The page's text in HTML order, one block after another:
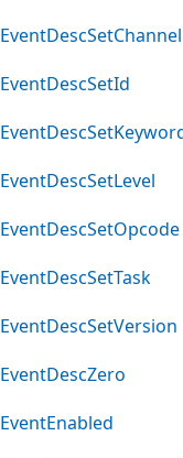
EventDescSetChannel
EventDescSetId
EventDescSetLevel
EventDescSetOpcode
EventDescSetTask
EventDescSetVersion
EventDescZero
EventEnabled